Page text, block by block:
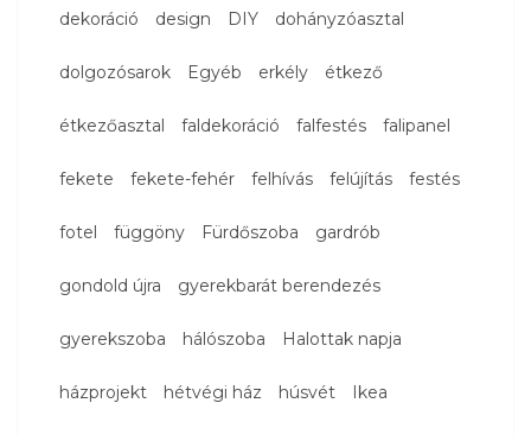
dekoráció design DIY dohányzóasztal
dolgozósarok Egyéb erkély étkező
étkezőasztal faldekoráció falfestés falipanel
fekete fekete-fehér felhívás felújítás festés
fotel függöny Fürdőszoba gardrób
gondold újra gyerekbarát berendezés
gyerekszoba hálószoba Halottak napja
házprojekt hétvégi ház húsvét Ikea